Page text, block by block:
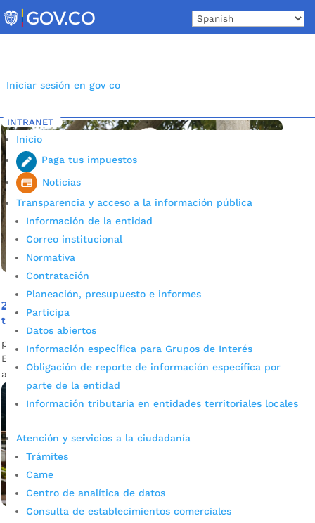
to
content
Iniciar sesión en gov co
INTRANET
Inicio
Paga tus impuestos
Noticias
Transparencia y acceso a la información pública
Información de la entidad
Correo institucional
Normativa
Contratación
Planeación, presupuesto e informes
Participa
Datos abiertos
Información específica para Grupos de Interés
Obligación de reporte de información específica por
parte de la entidad
Información tributaria en entidades territoriales locales
Atención y servicios a la ciudadanía
Trámites
Came
Centro de analítica de datos
Consulta de establecimientos comerciales
Inicio 5 Etiqueta: Luminarias LED
28% de las luminarias de Bucaramanga estarán
telegestionadas en este 2021
por Félix Guillermo Cristancho García Oct 27, 2021
El Gobierno de Juan Carlos Cárdenas avanza, en el presente
año, con la instalación de sensores en 14.513 luminarias.